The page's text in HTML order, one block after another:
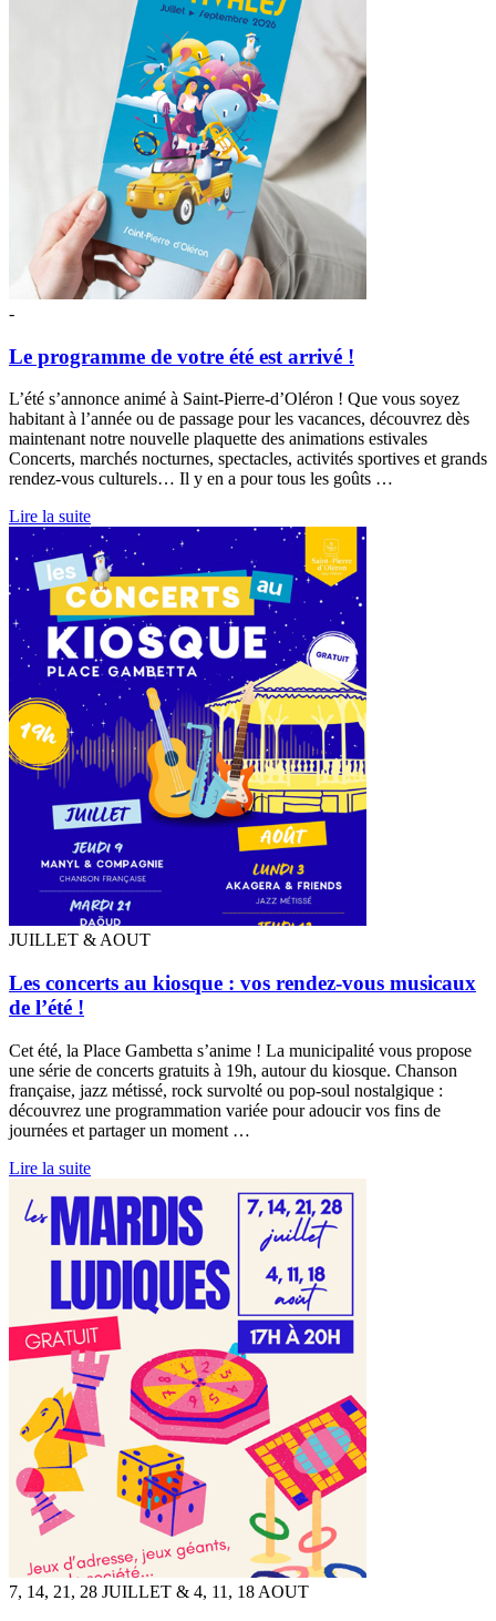
-
Le programme de votre été est arrivé !
L’été s’annonce animé à Saint-Pierre-d’Oléron ! Que vous soyez
habitant à l’année ou de passage pour les vacances, découvrez dès
maintenant notre nouvelle plaquette des animations estivales
Concerts, marchés nocturnes, spectacles, activités sportives et grands
rendez-vous culturels… Il y en a pour tous les goûts …
Lire la suite
JUILLET & AOUT
Les concerts au kiosque : vos rendez-vous musicaux
de l’été !
Cet été, la Place Gambetta s’anime ! La municipalité vous propose
une série de concerts gratuits à 19h, autour du kiosque. Chanson
française, jazz métissé, rock survolté ou pop-soul nostalgique :
découvrez une programmation variée pour adoucir vos fins de
journées et partager un moment …
Lire la suite
7, 14, 21, 28 JUILLET & 4, 11, 18 AOUT